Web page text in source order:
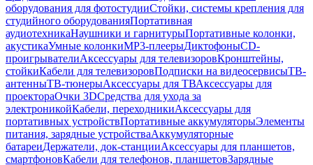
оборудования для фотостудииСтойки, системы крепления для
студийного оборудованияПортативная
аудиотехникаНаушники и гарнитурыПортативные колонки,
акустикаУмные колонкиMP3-плеерыДиктофоныCD-
проигрывателиАксессуары для телевизоровКронштейны,
стойкиКабели для телевизоровПодписки на видеосервисыТВ-
антенныТВ-тюнерыАксессуары для ТВАксессуары для
проектораОчки 3DСредства для ухода за
электроникойКабели, переходникиАксессуары для
портативных устройствПортативные аккумуляторыЭлементы
питания, зарядные устройстваАккумуляторные
батареиДержатели, док-станцииАксессуары для планшетов,
смартфоновКабели для телефонов, планшетовЗарядные